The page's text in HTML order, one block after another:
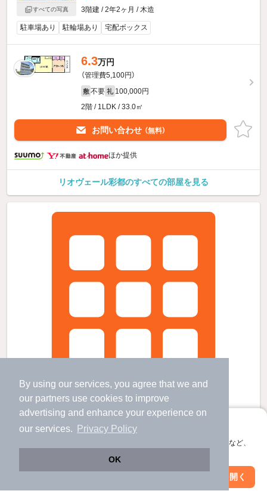
By using our services, you agree that we and
our partners use cookies to improve
advertising and enhance your experience on
our services.
Privacy Policy
OK
アプリに切り替えて、サクサクお部屋探し
会員登録なしですぐ使える。マップ検索やお気に入り保存など、
アプリを開く
すべての写真
3階建 / 2年2ヶ月 / 木造
駐車場あり 駐輪場あり 宅配ボックス
6.3万円
（管理費5,100円）
敷 不要 礼 100,000円
2階 / 1LDK / 33.0㎡
お問い合わせ （無料）
ほか提供
リオヴェール彩都のすべての部屋を見る
絞り込み条件を変更